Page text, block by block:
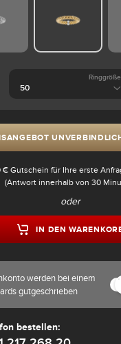
Ringgröße
€ Gutschein für Ihre erste
(Antwort innerhalb von 30
oder
IN DEN
werden bei einem
gutgeschrieben
bestellen: